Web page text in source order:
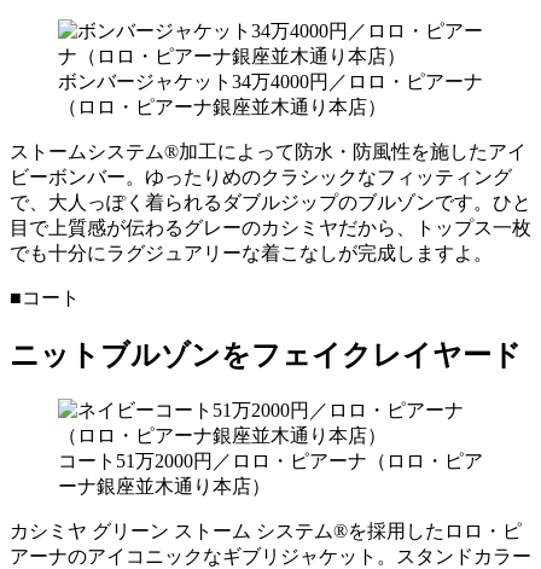
ボンバージャケット34万4000円／ロロ・ピアーナ
（ロロ・ピアーナ銀座並木通り本店）
ストームシステム®加工によって防水・防風性を施したアイ
ビーボンバー。ゆったりめのクラシックなフィッティング
で、大人っぽく着られるダブルジップのブルゾンです。ひと
目で上質感が伝わるグレーのカシミヤだから、トップス一枚
でも十分にラグジュアリーな着こなしが完成しますよ。
■コート
ニットブルゾンをフェイクレイヤード
コート51万2000円／ロロ・ピアーナ（ロロ・ピア
ーナ銀座並木通り本店）
カシミヤ グリーン ストーム システム®を採用したロロ・ピ
アーナのアイコニックなギブリジャケット。スタンドカラー